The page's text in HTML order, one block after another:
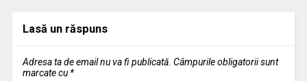
Lasă un răspuns
Adresa ta de email nu va fi publicată. Câmpurile obligatorii sunt
marcate cu *